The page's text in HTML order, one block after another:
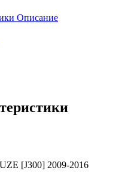
Описание
[J300] 2009-2016